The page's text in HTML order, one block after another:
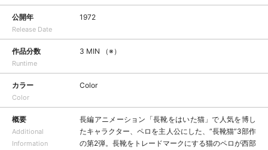
公開年
Release Date
1972
作品分数
Runtime
3 MIN （※）
カラー
Color
Color
概要
Additional
Information
長編アニメーション「長靴をはいた猫」で人気を博し
たキャラクター、ペロを主人公にした、“長靴猫”3部作
の第2弾。長靴をトレードマークにする猫のペロが西部